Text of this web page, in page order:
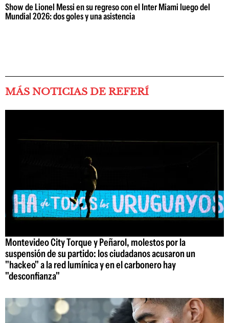
Show de Lionel Messi en su regreso con el Inter Miami luego del
Mundial 2026: dos goles y una asistencia
MÁS NOTICIAS DE REFERÍ
Montevideo City Torque y Peñarol, molestos por la
suspensión de su partido: los ciudadanos acusaron un
"hackeo" a la red lumínica y en el carbonero hay
"desconfianza"